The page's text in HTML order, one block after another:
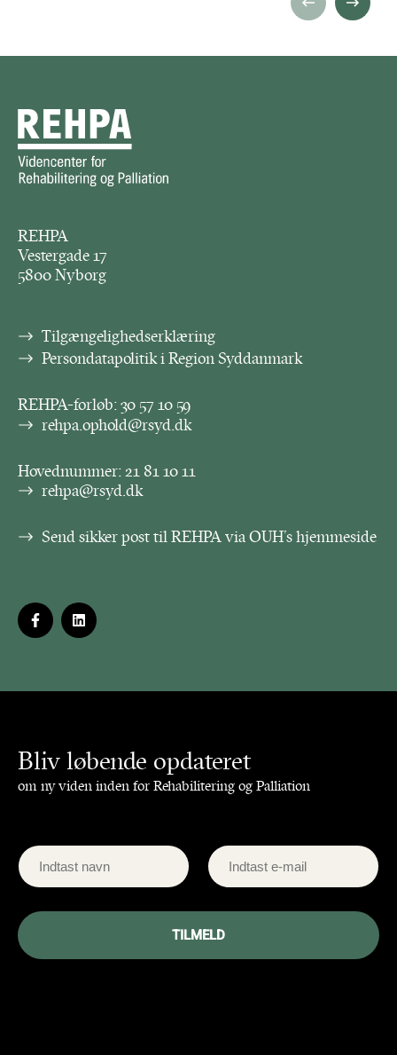
REHPA
Vestergade 17
5800 Nyborg
Tilgængelighedserklæring
Persondatapolitik i Region Syddanmark
REHPA-forløb:30 57 10 59
rehpa.ophold@rsyd.dk
Hovednummer:21 81 10 11
rehpa@rsyd.dk
Send sikker post til REHPA via OUH’s hjemmeside
Bliv løbende opdateret
om ny viden inden for Rehabilitering og Palliation